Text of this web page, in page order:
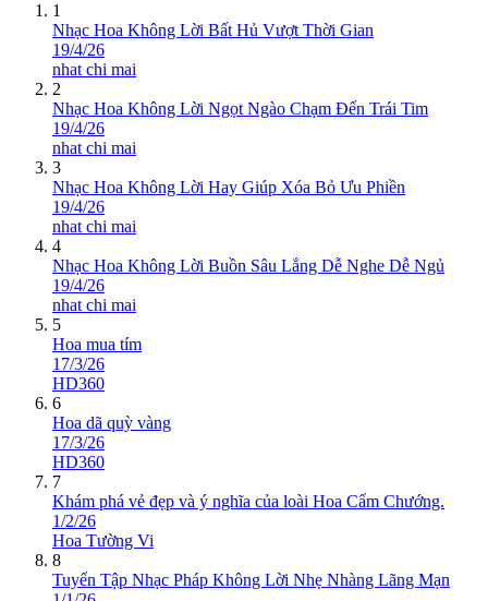
1
Nhạc Hoa Không Lời Bất Hủ Vượt Thời Gian
19/4/26
nhat chi mai
2
Nhạc Hoa Không Lời Ngọt Ngào Chạm Đến Trái Tim
19/4/26
nhat chi mai
3
Nhạc Hoa Không Lời Hay Giúp Xóa Bỏ Ưu Phiền
19/4/26
nhat chi mai
4
Nhạc Hoa Không Lời Buồn Sâu Lắng Dễ Nghe Dễ Ngủ
19/4/26
nhat chi mai
5
Hoa mua tím
17/3/26
HD360
6
Hoa dã quỳ vàng
17/3/26
HD360
7
Khám phá vẻ đẹp và ý nghĩa của loài Hoa Cẩm Chướng.
1/2/26
Hoa Tường Vi
8
Tuyển Tập Nhạc Pháp Không Lời Nhẹ Nhàng Lãng Mạn